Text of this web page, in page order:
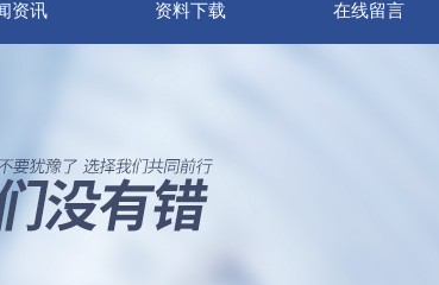
资讯 资料下载 在线留言